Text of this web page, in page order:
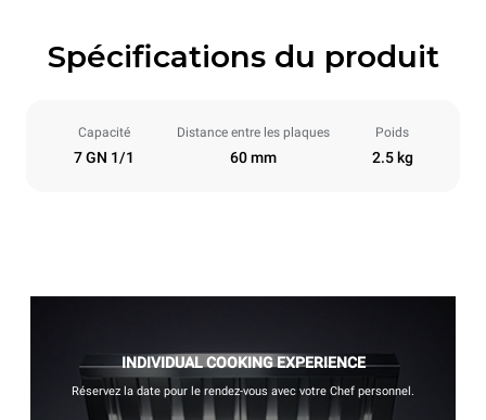
Spécifications du produit
Capacité
7 GN 1/1
Distance entre les plaques
60 mm
Poids
2.5 kg
INDIVIDUAL COOKING EXPERIENCE
Réservez la date pour le rendez-vous avec votre Chef personnel.